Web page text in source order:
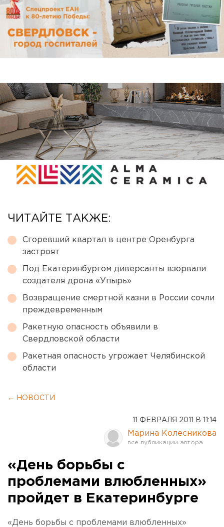
ЧИТАЙТЕ ТАКЖЕ:
Сгоревший квартал в центре Оренбурга
застроят
Под Екатеринбургом диверсанты взорвали
создателя дрона «Упырь»
Возвращение смертной казни в России сочли
преждевременным
Ракетную опасность объявили в
Свердловской области
Ракетная опасность угрожает Челябинской
области
← НОВОСТИ
11 ФЕВРАЛЯ 2011 В 11:14
Марина Колесникова
«День борьбы с
проблемами влюбленных»
пройдет в Екатеринбурге
«День борьбы с проблемами влюбленных»